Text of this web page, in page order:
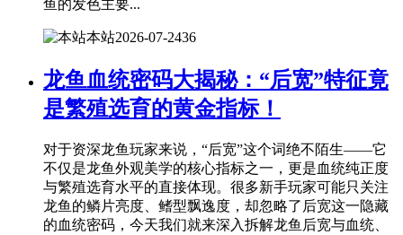
鱼的发色主要...
本站2026-07-2436
龙鱼血统密码大揭秘：“后宽”特征竟
是繁殖选育的黄金指标！
对于资深龙鱼玩家来说，“后宽”这个词绝不陌生——它
不仅是龙鱼外观美学的核心指标之一，更是血统纯正度
与繁殖选育水平的直接体现。很多新手玩家可能只关注
龙鱼的鳞片亮度、鳍型飘逸度，却忽略了后宽这一隐藏
的血统密码，今天我们就来深入拆解龙鱼后宽与血统、